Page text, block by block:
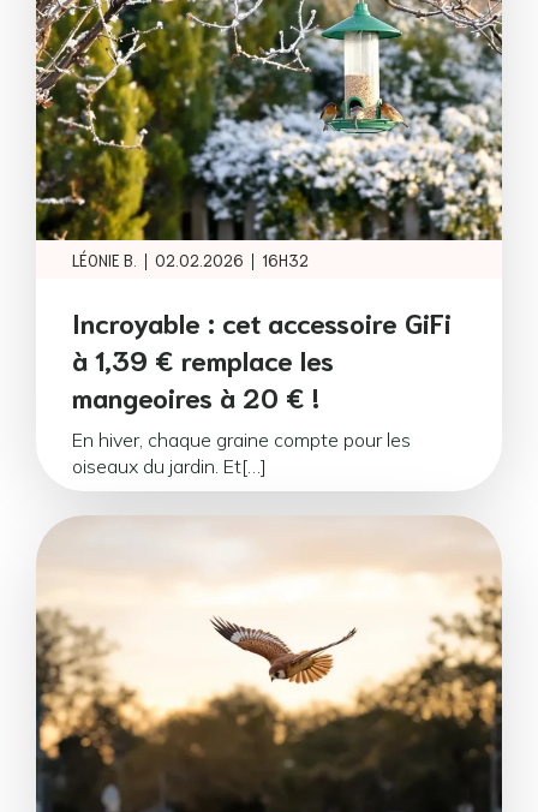
LÉONIE B. | 02.02.2026 | 16H32
Incroyable : cet accessoire GiFi
à 1,39 € remplace les
mangeoires à 20 € !
En hiver, chaque graine compte pour les
oiseaux du jardin. Et[…]